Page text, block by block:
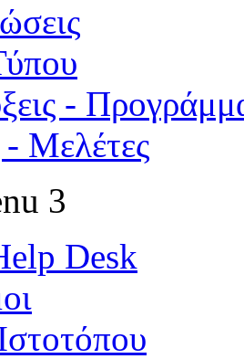
-
Μελέτες
3
Desk